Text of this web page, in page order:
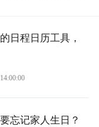
日程日历工具，
忘记家人生日？